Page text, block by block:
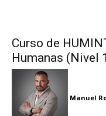
Curso de
Humanas (Nivel
Manuel